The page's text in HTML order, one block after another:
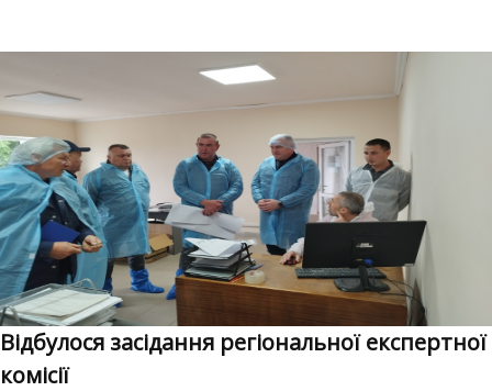
Відбулося засідання регіональної експертної
комісії